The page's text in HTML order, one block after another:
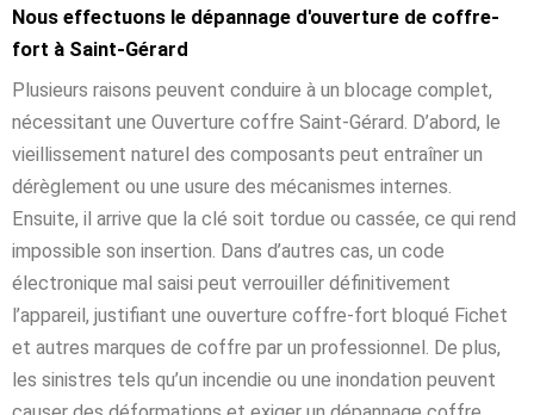
Nous effectuons le dépannage d'ouverture de coffre-
fort à Saint-Gérard
Plusieurs raisons peuvent conduire à un blocage complet,
nécessitant une Ouverture coffre Saint-Gérard. D’abord, le
vieillissement naturel des composants peut entraîner un
dérèglement ou une usure des mécanismes internes.
Ensuite, il arrive que la clé soit tordue ou cassée, ce qui rend
impossible son insertion. Dans d’autres cas, un code
électronique mal saisi peut verrouiller définitivement
l’appareil, justifiant une ouverture coffre-fort bloqué Fichet
et autres marques de coffre par un professionnel. De plus,
les sinistres tels qu’un incendie ou une inondation peuvent